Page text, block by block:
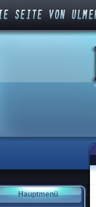
Hauptmenü